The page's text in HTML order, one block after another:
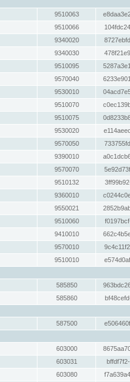
9510063
9510066
9340020
9340030
9510095
9570040
9530010
9510070
9510075
9530020
9570050
9390010
9570070
9510132
9360010
9550021
9510060
9410010
9570010
9510010
585850
585860
587500
603000
603031
603080